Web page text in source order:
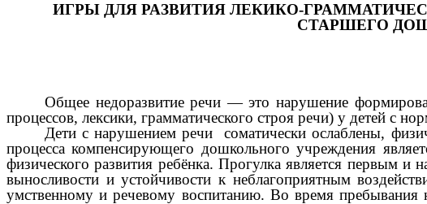
ИГРЫ ДЛЯ РАЗВИТИЯ ЛЕКИКО-
СТАРШЕГО
Общее недоразвитие речи — это нарушение
процессов, лексики, грамматического строя речи) у детей с
Дети с нарушением речи соматически ослаблены,
процесса компенсирующего дошкольного учреждения
физического развития ребёнка. Прогулка является первым и
выносливости и устойчивости к неблагоприятным
умственному и речевому воспитанию. Во время